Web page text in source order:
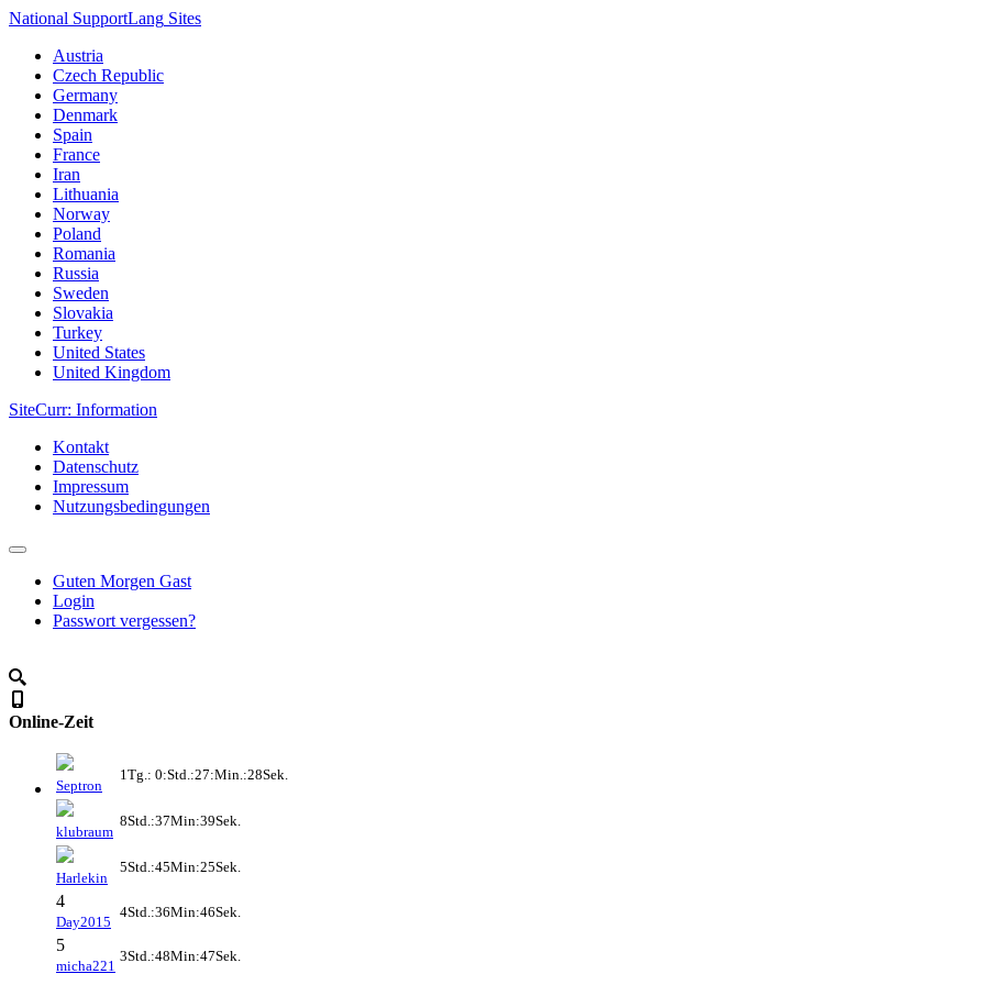
National SupportLang Sites
Austria
Czech Republic
Germany
Denmark
Spain
France
Iran
Lithuania
Norway
Poland
Romania
Russia
Sweden
Slovakia
Turkey
United States
United Kingdom
SiteCurr: Information
Kontakt
Datenschutz
Impressum
Nutzungsbedingungen
Guten Morgen Gast
Login
Passwort vergessen?
Online-Zeit
Septron
1Tg.: 0:Std.:27:Min.:28Sek.
klubraum
8Std.:37Min:39Sek.
Harlekin
5Std.:45Min:25Sek.
4
Day2015
4Std.:36Min:46Sek.
5
micha221
3Std.:48Min:47Sek.